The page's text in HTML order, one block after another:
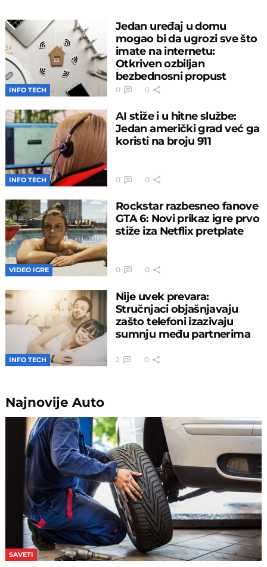
INFO TECH
Jedan uređaj u domu
mogao bi da ugrozi sve što
imate na internetu:
Otkriven ozbiljan
bezbednosni propust
0 0
INFO TECH
AI stiže i u hitne službe:
Jedan američki grad već ga
koristi na broju 911
0 0
VIDEO IGRE
Rockstar razbesneo fanove
GTA 6: Novi prikaz igre prvo
stiže iza Netflix pretplate
0 0
INFO TECH
Nije uvek prevara:
Stručnjaci objašnjavaju
zašto telefoni izazivaju
sumnju među partnerima
2 0
NajnovijeAuto
SAVETI